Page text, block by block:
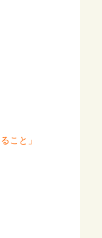
こと」